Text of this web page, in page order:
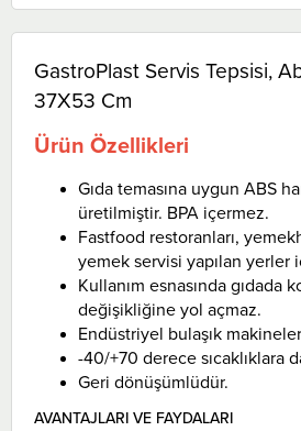
GastroPlast Servis Tepsisi,
37X53 Cm
Ürün Özellikleri
Gıda temasına uygun ABS
üretilmiştir. BPA içermez.
Fastfood restoranları,
yemek servisi yapılan yerler
Kullanım esnasında gıdada
değişikliğine yol açmaz.
Endüstriyel bulaşık
-40/+70 derece sıcaklıklara
Geri dönüşümlüdür.
AVANTAJLARI VE FAYDALARI